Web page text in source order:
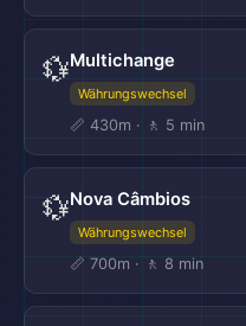
💱Multichange
Währungswechsel
📏 430m · 🚶 5 min
💱Nova Câmbios
Währungswechsel
📏 700m · 🚶 8 min